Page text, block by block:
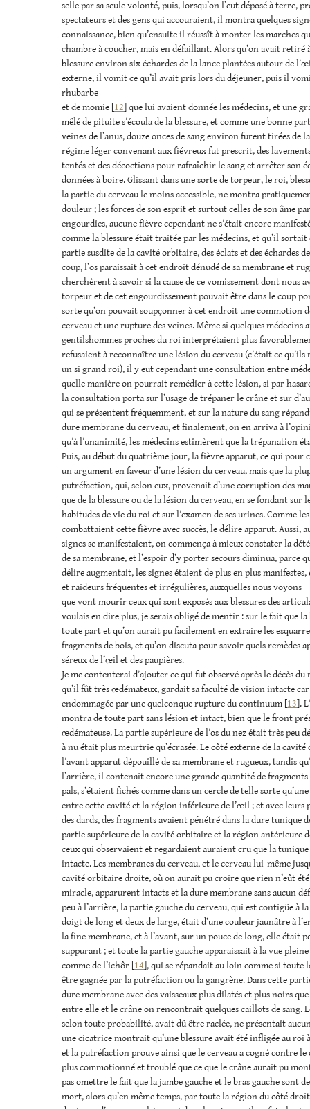
selle par sa seule volonté, puis, lorsqu’on l’eut déposé à terre,
spectateurs et des gens qui accouraient, il montra quelques
connaissance, bien qu’ensuite il réussît à monter les marches
chambre à coucher, mais en défaillant. Alors qu’on avait retiré
blessure environ six échardes de la lance plantées autour de
externe, il vomit ce qu’il avait pris lors du déjeuner, puis il
rhubarbe
et de momie [ 12 ] que lui avaient donnée les médecins, et une
mêlé de pituite s’écoula de la blessure, et comme une bonne
veines de l’anus, douze onces de sang environ furent tirées de
régime léger convenant aux fiévreux fut prescrit, des
tentés et des décoctions pour rafraîchir le sang et arrêter son
données à boire. Glissant dans une sorte de torpeur, le roi,
la partie du cerveau le moins accessible, ne montra
douleur ; les forces de son esprit et surtout celles de son âme
engourdies, aucune fièvre cependant ne s’était encore
comme la blessure était traitée par les médecins, et qu’il sortait
partie susdite de la cavité orbitaire, des éclats et des échardes
coup, l’os paraissait à cet endroit dénudé de sa membrane et
cherchèrent à savoir si la cause de ce vomissement dont nous
torpeur et de cet engourdissement pouvait être dans le coup
sorte qu’on pouvait soupçonner à cet endroit une commotion
cerveau et une rupture des veines. Même si quelques médecins
gentilshommes proches du roi interprétaient plus
refusaient à reconnaître une lésion du cerveau (c’était ce
un si grand roi), il y eut cependant une consultation entre
quelle manière on pourrait remédier à cette lésion, si par
la consultation porta sur l’usage de trépaner le crâne et sur
qui se présentent fréquemment, et sur la nature du sang
dure membrane du cerveau, et finalement, on en arriva à
qu’à l’unanimité, les médecins estimèrent que la trépanation
Puis, au début du quatrième jour, la fièvre apparut, ce qui pour
un argument en faveur d’une lésion du cerveau, mais que la
putréfaction, qui, selon eux, provenait d’une corruption des
que de la blessure ou de la lésion du cerveau, en se fondant sur
habitudes de vie du roi et sur l’examen de ses urines. Comme
combattaient cette fièvre avec succès, le délire apparut. Aussi,
signes se manifestaient, on commença à mieux constater la
de sa membrane, et l’espoir d’y porter secours diminua, parce
délire augmentait, les signes étaient de plus en plus manifestes,
et raideurs fréquentes et irrégulières, auxquelles nous voyons
que vont mourir ceux qui sont exposés aux blessures des
voulais en dire plus, je serais obligé de mentir : sur le fait que la
toute part et qu’on aurait pu facilement en extraire les
fragments de bois, et qu’on discuta pour savoir quels remèdes
séreux de l’œil et des paupières.
Je me contenterai d’ajouter ce qui fut observé après le décès
qu’il fût très œdémateux, gardait sa faculté de vision intacte car
endommagée par une quelconque rupture du continuum [ 13 ].
montra de toute part sans lésion et intact, bien que le front
œdémateuse. La partie supérieure de l’os du nez était très peu
à nu était plus meurtrie qu’écrasée. Le côté externe de la
l’avant apparut dépouillé de sa membrane et rugueux, tandis
l’arrière, il contenait encore une grande quantité de fragments
pals, s’étaient fichés comme dans un cercle de telle sorte
entre cette cavité et la région inférieure de l’œil ; et avec leurs
des dards, des fragments avaient pénétré dans la dure tunique
partie supérieure de la cavité orbitaire et la région antérieure
ceux qui observaient et regardaient auraient cru que la
intacte. Les membranes du cerveau, et le cerveau lui-même
cavité orbitaire droite, où on aurait pu croire que rien n’eût
miracle, apparurent intacts et la dure membrane sans aucun
peu à l’arrière, la partie gauche du cerveau, qui est contigüe à
doigt de long et deux de large, était d’une couleur jaunâtre à
la fine membrane, et à l’avant, sur un pouce de long, elle était
suppurant ; et toute la partie gauche apparaissait à la vue pleine
comme de l’ichôr [ 14 ], qui se répandait au loin comme si toute
être gagnée par la putréfaction ou la gangrène. Dans cette
dure membrane avec des vaisseaux plus dilatés et plus noirs
entre elle et le crâne on rencontrait quelques caillots de sang.
selon toute probabilité, avait dû être raclée, ne présentait
une cicatrice montrait qu’une blessure avait été infligée au roi
et la putréfaction prouve ainsi que le cerveau a cogné contre le
plus commotionné et troublé que ce que le crâne aurait pu
pas omettre le fait que la jambe gauche et le bras gauche sont
mort, alors qu’en même temps, par toute la région du côté